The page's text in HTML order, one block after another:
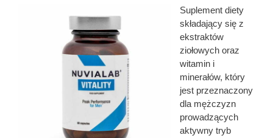
Suplement diety
składający się z
ekstraktów
ziołowych oraz
witamin i
minerałów, który
jest przeznaczony
dla mężczyzn
prowadzących
aktywny tryb